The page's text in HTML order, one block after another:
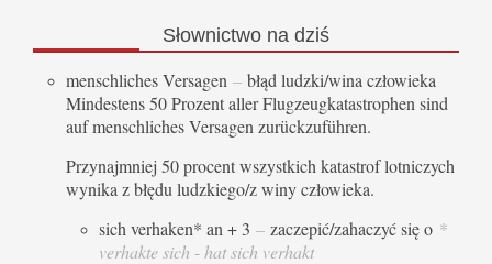
Słownictwo na dziś
menschliches Versagen – błąd ludzki/wina człowieka
Mindestens 50 Prozent aller Flugzeugkatastrophen sind
auf menschliches Versagen zurückzuführen.
Przynajmniej 50 procent wszystkich katastrof lotniczych
wynika z błędu ludzkiego/z winy człowieka.
sich verhaken* an + 3 – zaczepić/zahaczyć się o *
verhakte sich - hat sich verhakt